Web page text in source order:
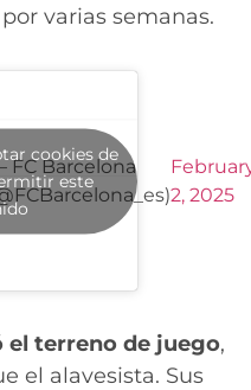
varias semanas.
FC Barcelona
2, 2025
cookies de
este
el terreno de juego,
el alavesista. Sus